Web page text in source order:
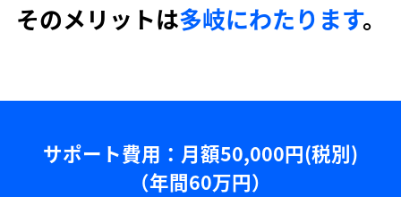
そのメリットは多岐にわたります。
サポート費用：⽉額50,000円(税別)
（年間60万円）